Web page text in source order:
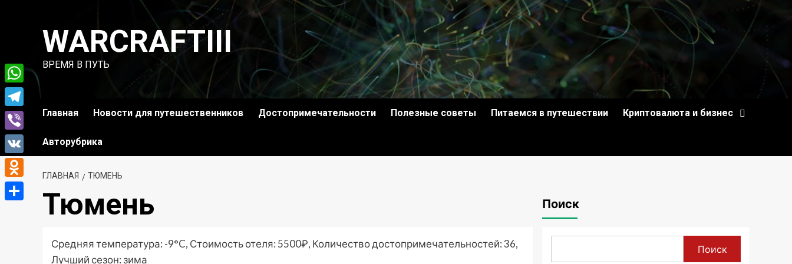
содержимомуWARCRAFTIII
ВРЕМЯ В ПУТЬ
Главная Новости для путешественников Достопримечательности Полезные советы Питаемся в путешествии Криптовалюта и бизнес
Авторубрика
ГЛАВНАЯ ТЮМЕНЬ
Тюмень
Средняя температура: -9°C, Стоимость отеля: 5500₽, Количество достопримечательностей: 36,
Лучший сезон: зима
Поиск
Поиск
WhatsApp
Telegram
Viber
VK
Odnoklassniki